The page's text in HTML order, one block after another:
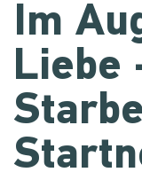
Im
Liebe